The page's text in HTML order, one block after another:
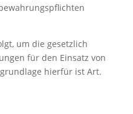
um die gesetzlich
für den Einsatz von
hierfür ist Art.